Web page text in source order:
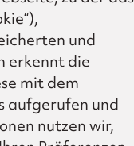
und
erkennt die
mit dem
aufgerufen und
nutzen wir,